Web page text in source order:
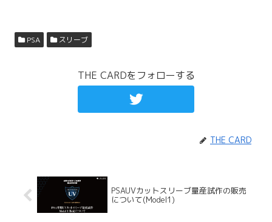
PSA スリーブ
THE CARDをフォローする
THE CARD
PSAUVカットスリーブ量産試作の販売
について(Model1)